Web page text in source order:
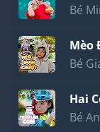
Bé
Mèo
Bé
Hai
Bé